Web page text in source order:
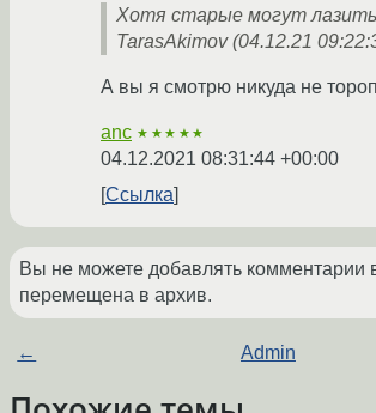
Хотя старые могут лазить
TarasAkimov (04.12.21
А вы я смотрю никуда не
anc ★★★★★
04.12.2021 08:31:44 +00:00
Ссылка
Вы не можете добавлять комментарии
перемещена в архив.
← Admin